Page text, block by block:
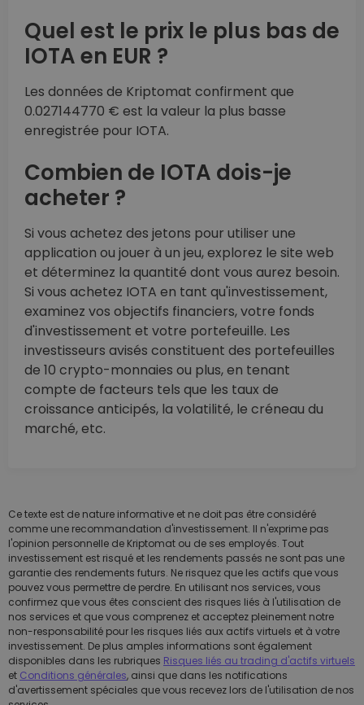
Quel est le prix le plus bas de
IOTA en EUR ?
Les données de Kriptomat confirment que
0.027144770 € est la valeur la plus basse
enregistrée pour IOTA.
Combien de IOTA dois-je
acheter ?
Si vous achetez des jetons pour utiliser une
application ou jouer à un jeu, explorez le site web
et déterminez la quantité dont vous aurez besoin.
Si vous achetez IOTA en tant qu'investissement,
examinez vos objectifs financiers, votre fonds
d'investissement et votre portefeuille. Les
investisseurs avisés constituent des portefeuilles
de 10 crypto-monnaies ou plus, en tenant
compte de facteurs tels que les taux de
croissance anticipés, la volatilité, le créneau du
marché, etc.
Ce texte est de nature informative et ne doit pas être considéré
comme une recommandation d'investissement. Il n'exprime pas
l'opinion personnelle de Kriptomat ou de ses employés. Tout
investissement est risqué et les rendements passés ne sont pas une
garantie des rendements futurs. Ne risquez que les actifs que vous
pouvez vous permettre de perdre. En utilisant nos services, vous
confirmez que vous êtes conscient des risques liés à l'utilisation de
nos services et que vous comprenez et acceptez pleinement notre
non-responsabilité pour les risques liés aux actifs virtuels et à votre
investissement. De plus amples informations sont également
disponibles dans les rubriques Risques liés au trading d'actifs virtuels
et Conditions générales, ainsi que dans les notifications
d'avertissement spéciales que vous recevez lors de l'utilisation de nos